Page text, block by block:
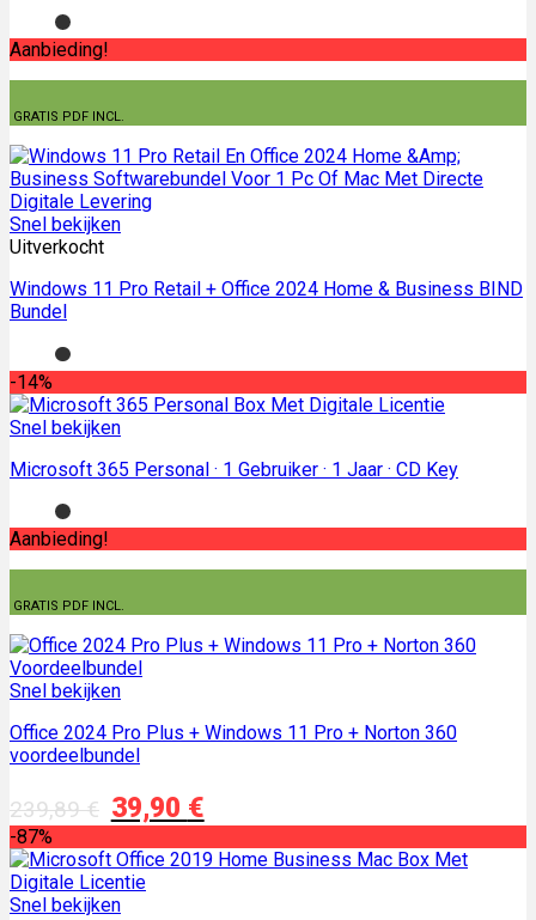
Aanbieding!
GRATIS PDF INCL.
Snel bekijken
Uitverkocht
Windows 11 Pro Retail + Office 2024 Home & Business BIND
Bundel
-14%
Snel bekijken
Microsoft 365 Personal · 1 Gebruiker · 1 Jaar · CD Key
Aanbieding!
GRATIS PDF INCL.
Snel bekijken
Office 2024 Pro Plus + Windows 11 Pro + Norton 360
voordeelbundel
239,89€ Oorspronkelijke
prijs
239,89 €.
39,90 €Huidige
prijs
39,90 €.
-87%
Snel bekijken